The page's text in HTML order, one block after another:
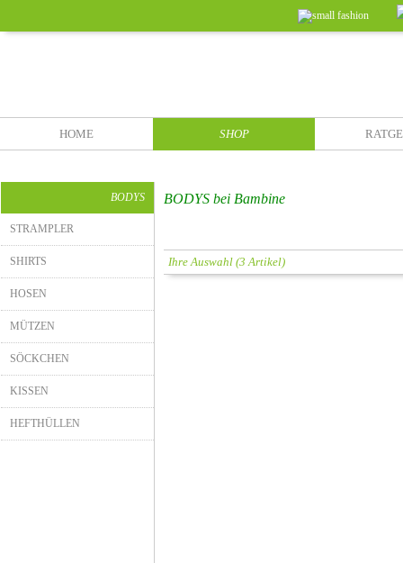
HOME SHOP
BODYS
STRAMPLER
SHIRTS
HOSEN
MÜTZEN
SÖCKCHEN
KISSEN
HEFTHÜLLEN
BODYS bei Bambine
Ihre Auswahl (3 Artikel)